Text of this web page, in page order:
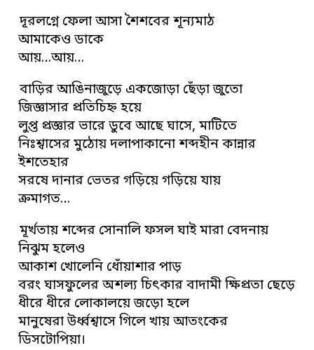
দূরলগ্নে ফেলা আসা শৈশবের শূন্যমাঠ
আমাকেও ডাকে
আয়…আয়…
বাড়ির আঙিনাজুড়ে একজোড়া ছেঁড়া জুতো
জিজ্ঞাসার প্রতিচিহ্ন হয়ে
লুপ্ত প্রজ্ঞার ভারে ডুবে আছে ঘাসে, মাটিতে
নিঃশ্বাসের মুঠোয় দলাপাকানো শব্দহীন কান্নার
ইশতেহার
সরষে দানার ভেতর গড়িয়ে গড়িয়ে যায়
ক্রমাগত…
মূর্খতায় শব্দের সোনালি ফসল ঘাই মারা বেদনায়
নিঝুম হলেও
আকাশ খোলেনি ধোঁয়াশার পাড়
বরং ঘাসফুলের অশল্য চিৎকার বাদামী ক্ষিপ্রতা ছেড়ে
ধীরে ধীরে লোকালয়ে জড়ো হলে
মানুষেরা উর্ধ্বশ্বাসে গিলে খায় আতংকের
ডিসটোপিয়া।